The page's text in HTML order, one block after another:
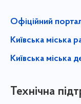
Офіційний
Київська міська
Київська міська
Технічна